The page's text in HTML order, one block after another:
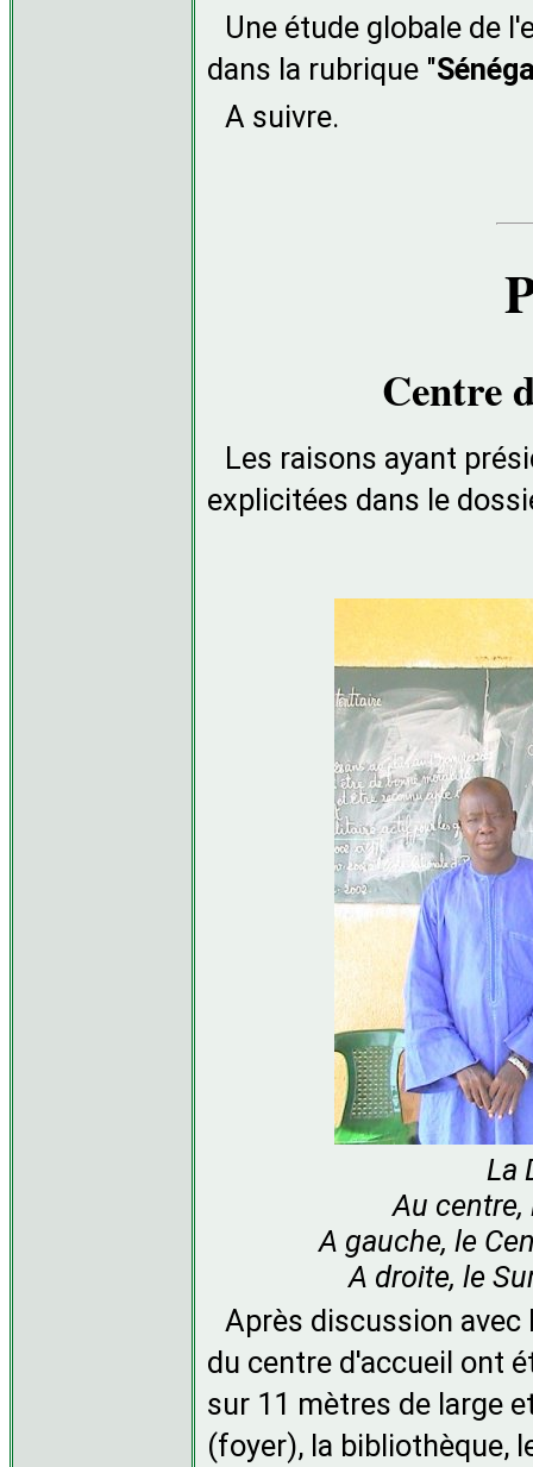
Une étude globale de
dans la rubrique "
A suivre.
Centre
Les raisons ayant
explicitées dans le
La
Au centre,
A gauche, le
A droite, le
Après discussion avec
du centre d'accueil ont
sur 11 mètres de large
(foyer), la bibliothèque,